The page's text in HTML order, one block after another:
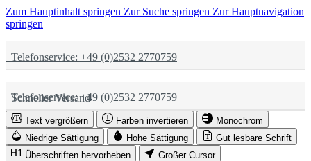
Zum Hauptinhalt springen Zur Suche springen Zur Hauptnavigation
springen
Telefonservice: +49 (0)2532 2770759
Schneller Versand
Partnerschaftlich
Telefonservice: +49 (0)2532 2770759
Schneller Versand
Text vergrößern Farben invertieren
Monochrom
Niedrige Sättigung
Hohe Sättigung
Gut lesbare Schrift
Überschriften hervorheben
Großer Cursor